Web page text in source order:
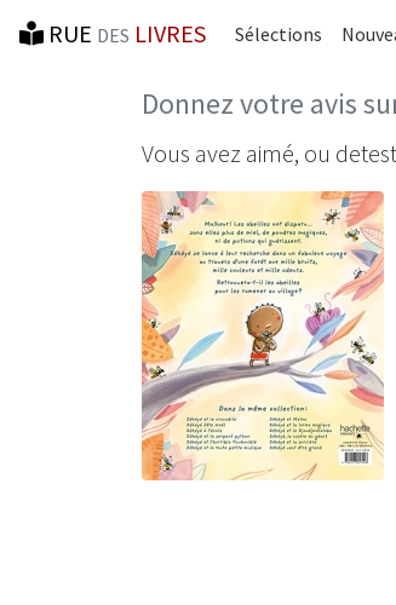
RUE DES LIVRES Sélections
Donnez votre avis
Vous avez aimé, ou